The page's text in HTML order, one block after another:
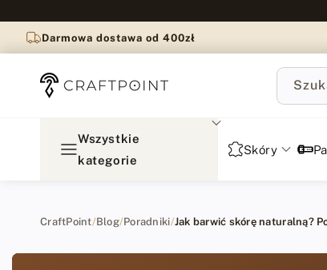
Darmowa dostawa od 400zł
Wszystkie
kategorie
Skóry
CraftPoint/Blog/Poradniki/Jak barwić skórę naturalną?